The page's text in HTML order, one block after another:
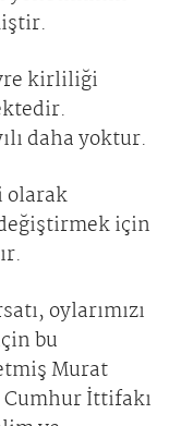
kirliliği
daha yoktur.
olarak
için
oylarımızı
bu
Murat
İttifakı